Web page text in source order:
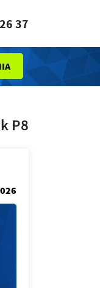
37
P8